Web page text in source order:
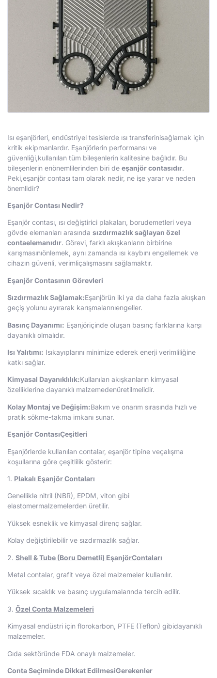
Isı eşanjörleri, endüstriyel tesislerde ısı transferinisağlamak için
kritik ekipmanlardır. Eşanjörlerin performansı ve
güvenliği,kullanılan tüm bileşenlerin kalitesine bağlıdır. Bu
bileşenlerin enönemlilerinden biri de eşanjör contasıdır.
Peki,eşanjör contası tam olarak nedir, ne işe yarar ve neden
önemlidir?
Eşanjör Contası Nedir?
Eşanjör contası, ısı değiştirici plakaları, borudemetleri veya
gövde elemanları arasında sızdırmazlık sağlayan özel
contaelemanıdır. Görevi, farklı akışkanların birbirine
karışmasınıönlemek, aynı zamanda ısı kaybını engellemek ve
cihazın güvenli, verimliçalışmasını sağlamaktır.
Eşanjör Contasının Görevleri
Sızdırmazlık Sağlamak:Eşanjörün iki ya da daha fazla akışkan
geçiş yolunu ayırarak karışmalarınıengeller.
Basınç Dayanımı: Eşanjöriçinde oluşan basınç farklarına karşı
dayanıklı olmalıdır.
Isı Yalıtımı: Isıkayıplarını minimize ederek enerji verimliliğine
katkı sağlar.
Kimyasal Dayanıklılık:Kullanılan akışkanların kimyasal
özelliklerine dayanıklı malzemedenüretilmelidir.
Kolay Montaj ve Değişim:Bakım ve onarım sırasında hızlı ve
pratik sökme-takma imkanı sunar.
Eşanjör ContasıÇeşitleri
Eşanjörlerde kullanılan contalar, eşanjör tipine veçalışma
koşullarına göre çeşitlilik gösterir:
1. Plakalı Eşanjör Contaları
Genellikle nitril (NBR), EPDM, viton gibi
elastomermalzemelerden üretilir.
Yüksek esneklik ve kimyasal direnç sağlar.
Kolay değiştirilebilir ve sızdırmazlık sağlar.
2. Shell & Tube (Boru Demetli) EşanjörContaları
Metal contalar, grafit veya özel malzemeler kullanılır.
Yüksek sıcaklık ve basınç uygulamalarında tercih edilir.
3. Özel Conta Malzemeleri
Kimyasal endüstri için florokarbon, PTFE (Teflon) gibidayanıklı
malzemeler.
Gıda sektöründe FDA onaylı malzemeler.
Conta Seçiminde Dikkat EdilmesiGerekenler